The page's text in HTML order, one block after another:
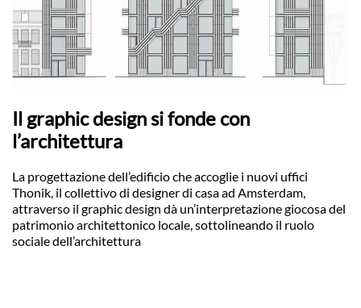
Il graphic design si fonde con
l’architettura
La progettazione dell’edificio che accoglie i nuovi uffici
Thonik, il collettivo di designer di casa ad Amsterdam,
attraverso il graphic design dà un’interpretazione giocosa del
patrimonio architettonico locale, sottolineando il ruolo
sociale dell’architettura